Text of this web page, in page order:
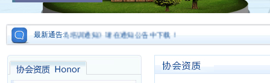
最新通告:
《机电工程质检员培训通知》请在通知公告中下载！